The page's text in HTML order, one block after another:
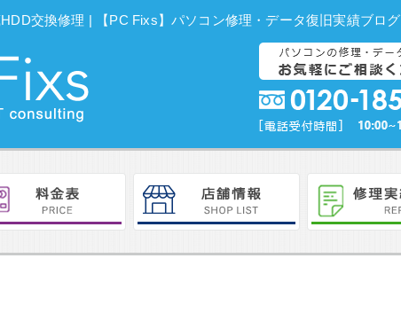
交換修理 | 【PC Fixs】パソコン修理・データ復旧実績ブログ